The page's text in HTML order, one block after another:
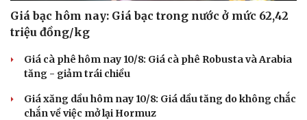
Giá bạc hôm nay: Giá bạc trong nước ở mức 62,42
triệu đồng/kg
Giá cà phê hôm nay 10/8: Giá cà phê Robusta và Arabia
tăng - giảm trái chiều
Giá xăng dầu hôm nay 10/8: Giá dầu tăng do không chắc
chắn về việc mở lại Hormuz